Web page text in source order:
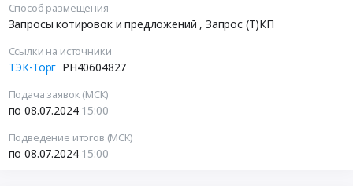
Способ размещения
Запросы котировок и предложений , Запрос (Т)КП
Ссылки на источники
ТЭК-Торг РН40604827
Подача заявок (МСК)
по 08.07.2024 15:00
Подведение итогов (МСК)
по 08.07.2024 15:00